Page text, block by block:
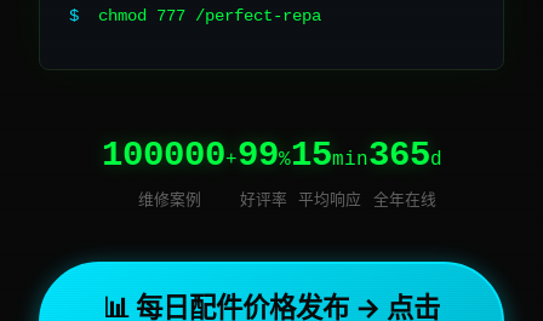
$ chmod 777 /perfect-repair
100000+
维修案例
99%
好评率
15min
平均响应
365d
全年在线
📊 每日配件价格发布 → 点击